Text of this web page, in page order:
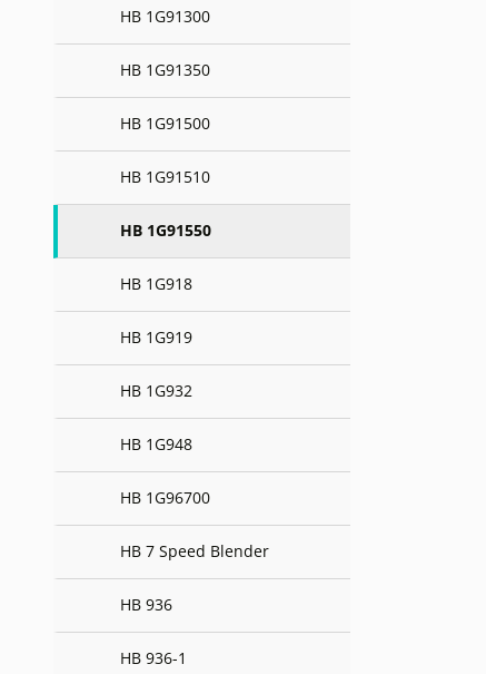
HB 1G91300
HB 1G91350
HB 1G91500
HB 1G91510
HB 1G91550
HB 1G918
HB 1G919
HB 1G932
HB 1G948
HB 1G96700
HB 7 Speed Blender
HB 936
HB 936-1